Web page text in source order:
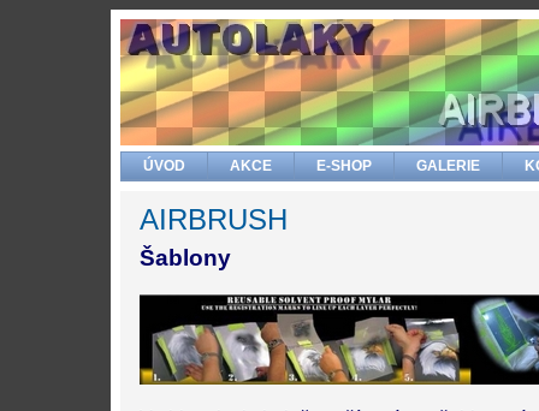
ÚVOD AKCE E-SHOP GALERIE
AIRBRUSH
Šablony